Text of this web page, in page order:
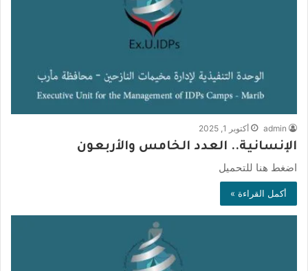
admin أكتوبر 1, 2025
الإنسانية.. العدد الخامس والأربعون
اضغط هنا للتحميل
أكمل القراءة »